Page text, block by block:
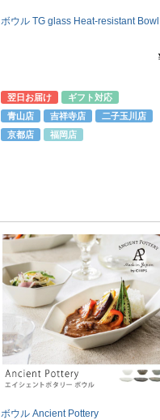
ボウル TG glass Heat-resistant Bowl
翌日お届け
ギフト対応
青山店
吉祥寺店
二子玉川店
京都店
福岡店
ボウル Ancient Pottery